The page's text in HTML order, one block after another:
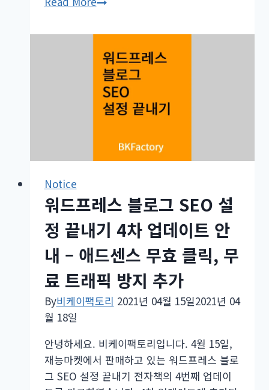
프
레
스
블
로
그
애
센
스
설
끝
내
5
업
데
이
Notice
워드프레스 블로그 SEO 설
정 끝내기 4차 업데이트 안
내 – 애드센스 무효 클릭, 무
료 트래픽 방지 추가
By비케이팩토리 2021년 04월 15일2021년 04
월 18일
안녕하세요. 비케이팩토리입니다. 4월 15일,
재능마켓에서 판매하고 있는 워드프레스 블로
그 SEO 설정 끝내기 전자책의 4번째 업데이